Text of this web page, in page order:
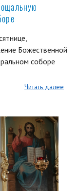
Божественной
соборе
Читать далее